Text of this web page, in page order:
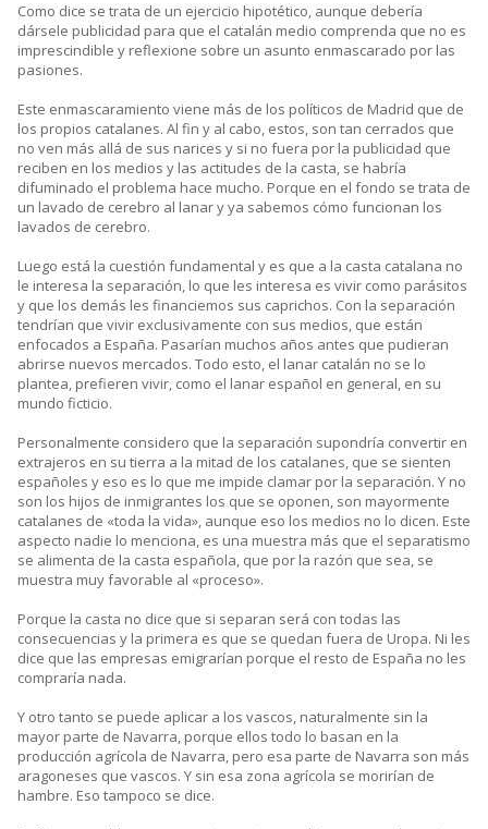
Como dice se trata de un ejercicio hipotético, aunque debería
dársele publicidad para que el catalán medio comprenda que no es
imprescindible y reflexione sobre un asunto enmascarado por las
pasiones.
Este enmascaramiento viene más de los políticos de Madrid que de
los propios catalanes. Al fin y al cabo, estos, son tan cerrados que
no ven más allá de sus narices y si no fuera por la publicidad que
reciben en los medios y las actitudes de la casta, se habría
difuminado el problema hace mucho. Porque en el fondo se trata de
un lavado de cerebro al lanar y ya sabemos cómo funcionan los
lavados de cerebro.
Luego está la cuestión fundamental y es que a la casta catalana no
le interesa la separación, lo que les interesa es vivir como parásitos
y que los demás les financiemos sus caprichos. Con la separación
tendrían que vivir exclusivamente con sus medios, que están
enfocados a España. Pasarían muchos años antes que pudieran
abrirse nuevos mercados. Todo esto, el lanar catalán no se lo
plantea, prefieren vivir, como el lanar español en general, en su
mundo ficticio.
Personalmente considero que la separación supondría convertir en
extrajeros en su tierra a la mitad de los catalanes, que se sienten
españoles y eso es lo que me impide clamar por la separación. Y no
son los hijos de inmigrantes los que se oponen, son mayormente
catalanes de «toda la vida», aunque eso los medios no lo dicen. Este
aspecto nadie lo menciona, es una muestra más que el separatismo
se alimenta de la casta española, que por la razón que sea, se
muestra muy favorable al «proceso».
Porque la casta no dice que si separan será con todas las
consecuencias y la primera es que se quedan fuera de Uropa. Ni les
dice que las empresas emigrarían porque el resto de España no les
compraría nada.
Y otro tanto se puede aplicar a los vascos, naturalmente sin la
mayor parte de Navarra, porque ellos todo lo basan en la
producción agrícola de Navarra, pero esa parte de Navarra son más
aragoneses que vascos. Y sin esa zona agrícola se morirían de
hambre. Eso tampoco se dice.